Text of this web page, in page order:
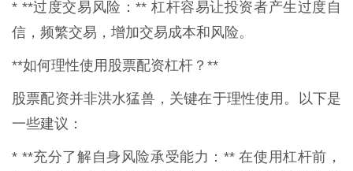
* **过度交易风险：** 杠杆容易让投资者产生过度自
信，频繁交易，增加交易成本和风险。
**如何理性使用股票配资杠杆？**
股票配资并非洪水猛兽，关键在于理性使用。以下是
一些建议：
* **充分了解自身风险承受能力：** 在使用杠杆前，